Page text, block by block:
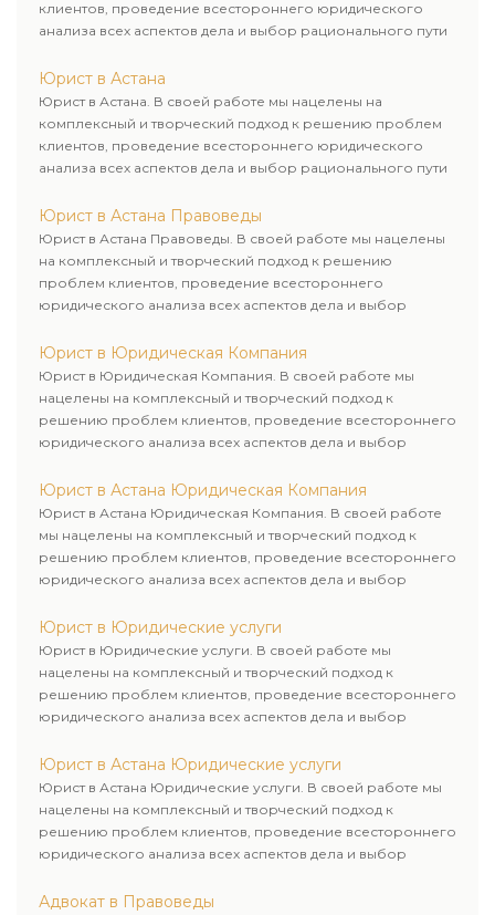
клиентов, проведение всестороннего юридического
анализа всех аспектов дела и выбор рационального пути
Юрист в Астана
Юрист в Астана. В своей работе мы нацелены на
комплексный и творческий подход к решению проблем
клиентов, проведение всестороннего юридического
анализа всех аспектов дела и выбор рационального пути
Юрист в Астана Правоведы
Юрист в Астана Правоведы. В своей работе мы нацелены
на комплексный и творческий подход к решению
проблем клиентов, проведение всестороннего
юридического анализа всех аспектов дела и выбор
Юрист в Юридическая Компания
Юрист в Юридическая Компания. В своей работе мы
нацелены на комплексный и творческий подход к
решению проблем клиентов, проведение всестороннего
юридического анализа всех аспектов дела и выбор
Юрист в Астана Юридическая Компания
Юрист в Астана Юридическая Компания. В своей работе
мы нацелены на комплексный и творческий подход к
решению проблем клиентов, проведение всестороннего
юридического анализа всех аспектов дела и выбор
Юрист в Юридические услуги
Юрист в Юридические услуги. В своей работе мы
нацелены на комплексный и творческий подход к
решению проблем клиентов, проведение всестороннего
юридического анализа всех аспектов дела и выбор
Юрист в Астана Юридические услуги
Юрист в Астана Юридические услуги. В своей работе мы
нацелены на комплексный и творческий подход к
решению проблем клиентов, проведение всестороннего
юридического анализа всех аспектов дела и выбор
Адвокат в Правоведы